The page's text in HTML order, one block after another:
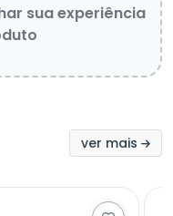
sua experiência
ver mais